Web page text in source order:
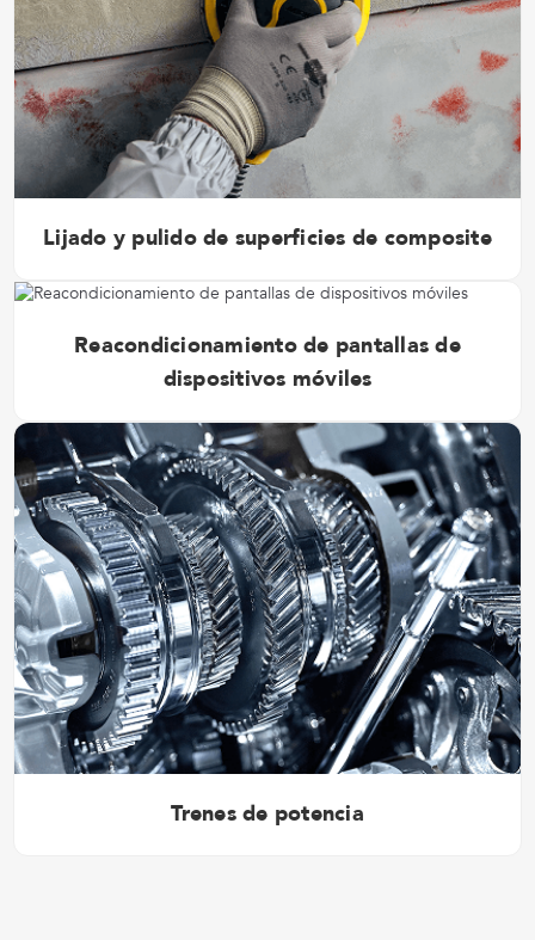
Lijado y pulido de superficies de composite
Reacondicionamiento de pantallas de
dispositivos móviles
Trenes de potencia